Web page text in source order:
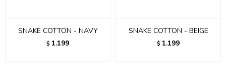
SNAKE COTTON - NAVY
$ 1.199
SNAKE COTTON - BEIGE
$ 1.199